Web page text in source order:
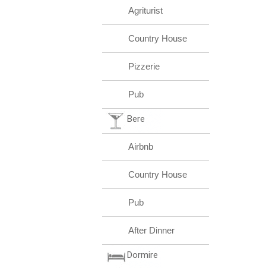
Agriturist
Country House
Pizzerie
Pub
Bere
Airbnb
Country House
Pub
After Dinner
Dormire